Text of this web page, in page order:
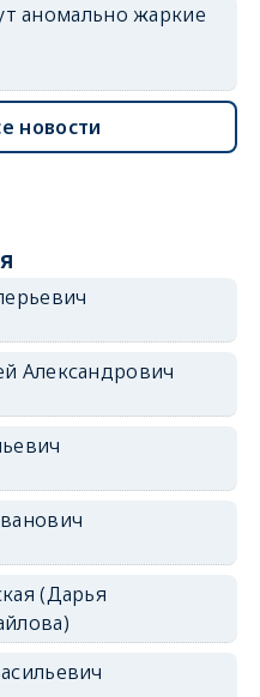
аномально жаркие
новости
Александрович
(Дарья